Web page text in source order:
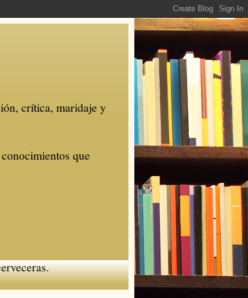
crítica, maridaje y
que